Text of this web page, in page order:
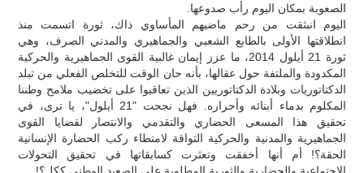
الصعوبة بمكان اليوم رأب صدوعها.
اليوم انبثقت من رحم ماضيهم المأساوي ذاك، ثورة اتسمت منذ
انطلاقتها الأولى بالطابع الشعبي والجماهيري والمدني الصرف، وهي
ثورة 21 أيلول 2014، ما عزز إيمان غالبية القوى الجماهيرية والحركية
المكدودة والملتفة حول عقالها، بأنه حان الوقت للتخلص الفعلي من تبلد
الدكتاتوريات وبلادة الدكتاتوريين الذين تعاقبوا على تخضيب ملامح وطننا
المكلوم بدماء أبنائه وأحراره. فهل نجحت "21 أيلول"، يا ترى، في
تحقيق هذا المسعى الحضاري والتقدمي والانتصار لقضايا القوى
الجماهيرية والمدنية والحركية التواقة لامتطاء ركب الحضارة الإنسانية
الحقة؟! أم أنها أخفقت وتعثرت كسابقاتها في تحقيق التحولات